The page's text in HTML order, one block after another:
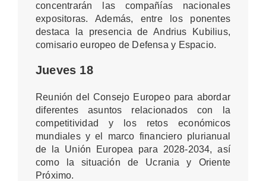
concentrarán las compañías nacionales
expositoras. Además, entre los ponentes
destaca la presencia de Andrius Kubilius,
comisario europeo de Defensa y Espacio.
Jueves 18
Reunión del Consejo Europeo para abordar
diferentes asuntos relacionados con la
competitividad y los retos económicos
mundiales y el marco financiero plurianual
de la Unión Europea para 2028-2034, así
como la situación de Ucrania y Oriente
Próximo.